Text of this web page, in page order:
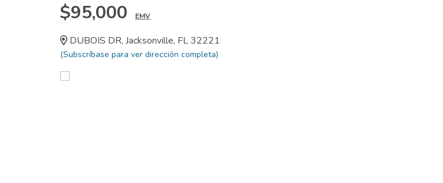
$95,000 EMV
DUBOIS DR, Jacksonville, FL 32221
(Subscríbase para ver dirección completa)